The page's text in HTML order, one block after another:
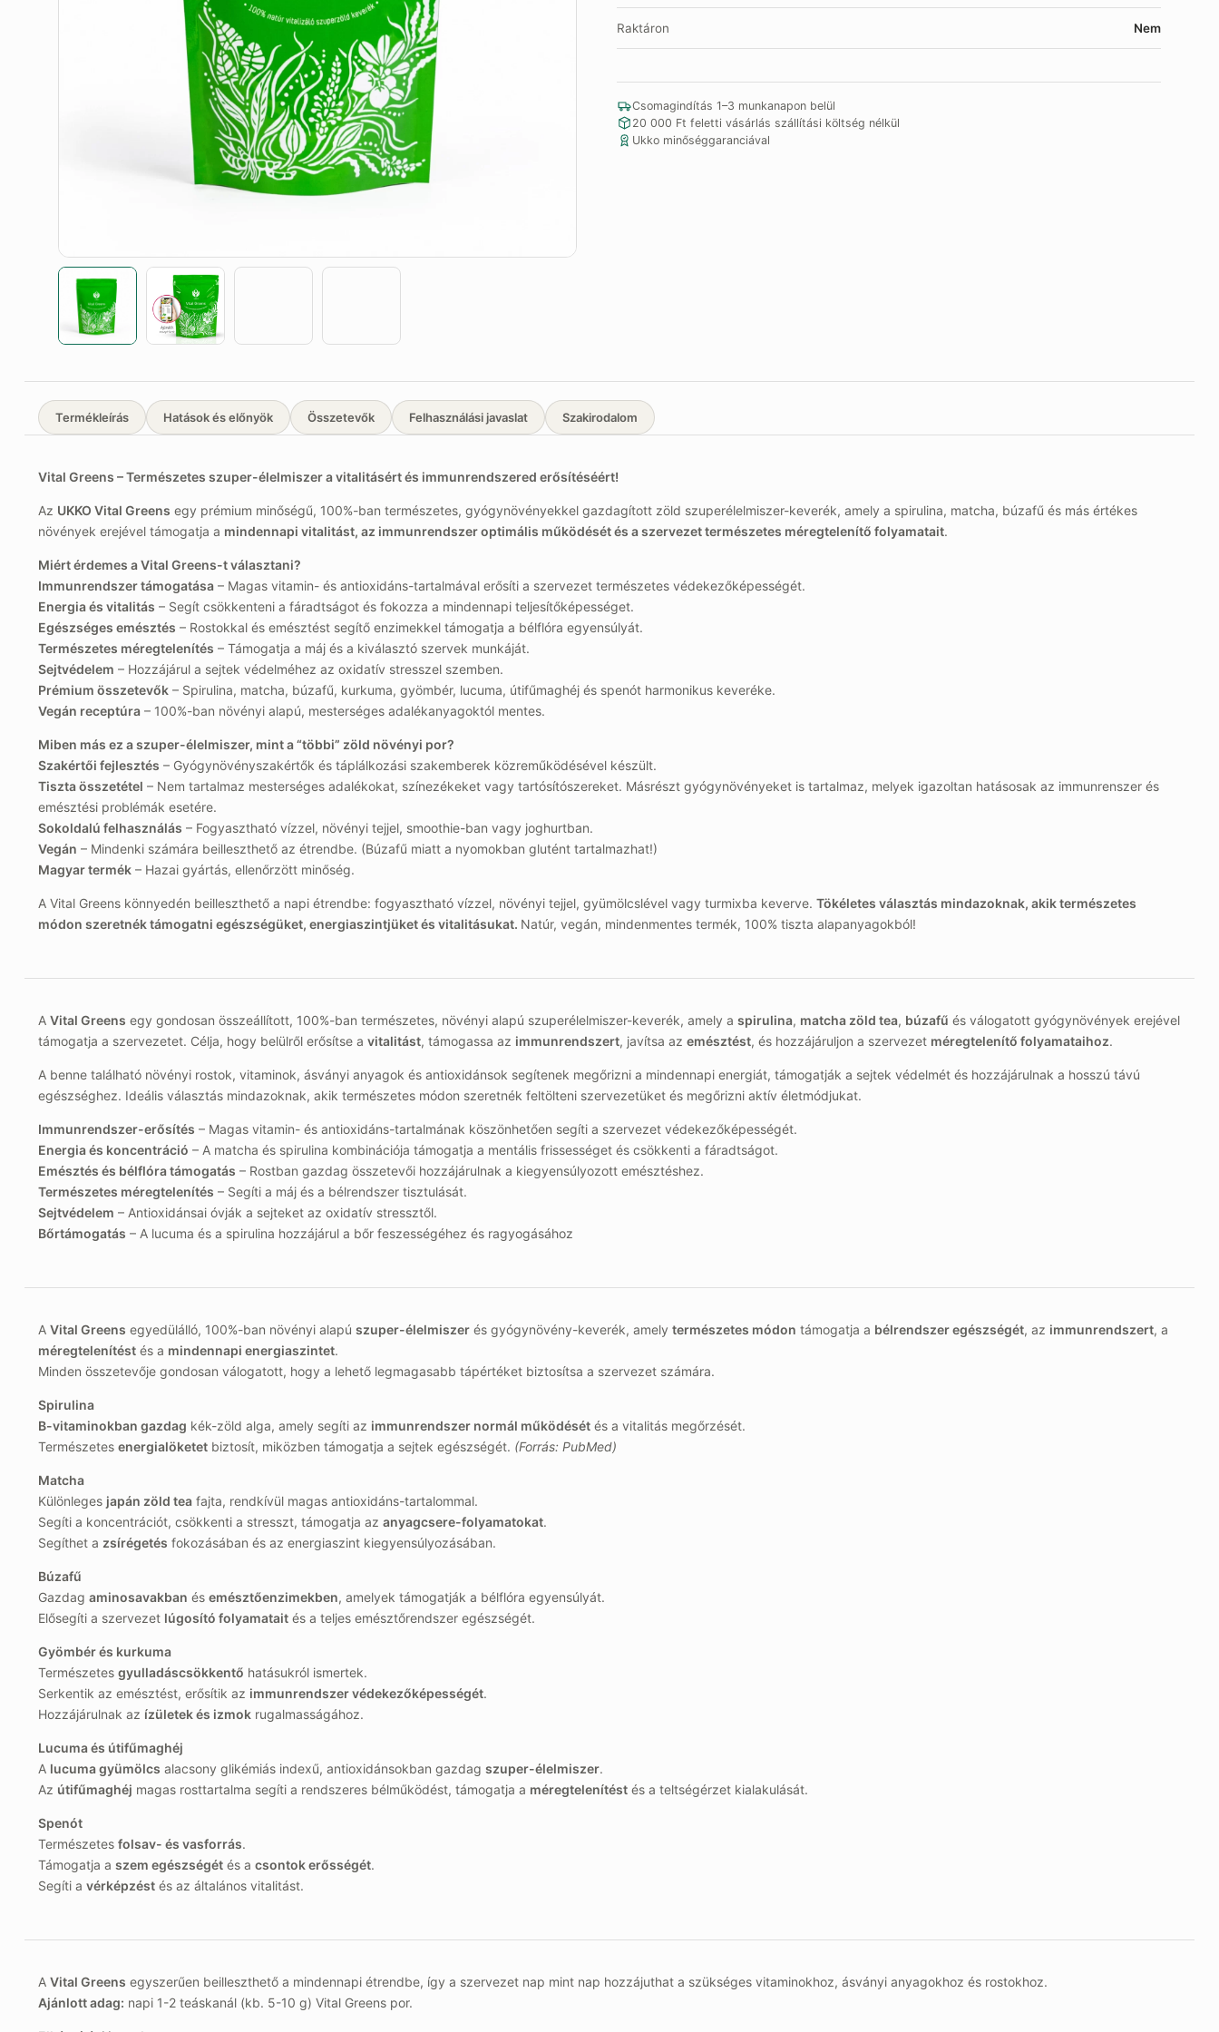
Raktáron Nem
Csomagindítás 1–3 munkanapon belül
20 000 Ft feletti vásárlás szállítási költség nélkül
Ukko minőséggaranciával
Termékleírás Hatások és előnyök Összetevők Felhasználási javaslat Szakirodalom
Vital Greens – Természetes szuper-élelmiszer a vitalitásért és immunrendszered erősítéséért!
Az UKKO Vital Greens egy prémium minőségű, 100%-ban természetes, gyógynövényekkel gazdagított zöld szuperélelmiszer-keverék, amely a spirulina, matcha, búzafű és más értékes
növények erejével támogatja a mindennapi vitalitást, az immunrendszer optimális működését és a szervezet természetes méregtelenítő folyamatait.
Miért érdemes a Vital Greens-t választani?
Immunrendszer támogatása– Magas vitamin- és antioxidáns-tartalmával erősíti a szervezet természetes védekezőképességét.
Energia és vitalitás – Segít csökkenteni a fáradtságot és fokozza a mindennapi teljesítőképességet.
Egészséges emésztés – Rostokkal és emésztést segítő enzimekkel támogatja a bélflóra egyensúlyát.
Természetes méregtelenítés – Támogatja a máj és a kiválasztó szervek munkáját.
Sejtvédelem – Hozzájárul a sejtek védelméhez az oxidatív stresszel szemben.
Prémium összetevők– Spirulina, matcha, búzafű, kurkuma, gyömbér, lucuma, útifűmaghéj és spenót harmonikus keveréke.
Vegán receptúra– 100%-ban növényi alapú, mesterséges adalékanyagoktól mentes.
Miben más ez a szuper-élelmiszer, mint a “többi” zöld növényi por?
Szakértői fejlesztés – Gyógynövényszakértők és táplálkozási szakemberek közreműködésével készült.
Tiszta összetétel – Nem tartalmaz mesterséges adalékokat, színezékeket vagy tartósítószereket. Másrészt gyógynövényeket is tartalmaz, melyek igazoltan hatásosak az immunrenszer és
emésztési problémák esetére.
Sokoldalú felhasználás – Fogyasztható vízzel, növényi tejjel, smoothie-ban vagy joghurtban.
Vegán – Mindenki számára beilleszthető az étrendbe. (Búzafű miatt a nyomokban glutént tartalmazhat!)
Magyar termék– Hazai gyártás, ellenőrzött minőség.
A Vital Greens könnyedén beilleszthető a napi étrendbe: fogyasztható vízzel, növényi tejjel, gyümölcslével vagy turmixba keverve. Tökéletes választás mindazoknak, akik természetes
módon szeretnék támogatni egészségüket, energiaszintjüket és vitalitásukat. Natúr, vegán, mindenmentes termék, 100% tiszta alapanyagokból!
A Vital Greens egy gondosan összeállított, 100%-ban természetes, növényi alapú szuperélelmiszer-keverék, amely a spirulina, matcha zöld tea, búzafű és válogatott gyógynövények erejével
támogatja a szervezetet. Célja, hogy belülről erősítse a vitalitást, támogassa az immunrendszert, javítsa az emésztést, és hozzájáruljon a szervezet méregtelenítő folyamataihoz.
A benne található növényi rostok, vitaminok, ásványi anyagok és antioxidánsok segítenek megőrizni a mindennapi energiát, támogatják a sejtek védelmét és hozzájárulnak a hosszú távú
egészséghez. Ideális választás mindazoknak, akik természetes módon szeretnék feltölteni szervezetüket és megőrizni aktív életmódjukat.
Immunrendszer-erősítés – Magas vitamin- és antioxidáns-tartalmának köszönhetően segíti a szervezet védekezőképességét.
Energia és koncentráció – A matcha és spirulina kombinációja támogatja a mentális frissességet és csökkenti a fáradtságot.
Emésztés és bélflóra támogatás – Rostban gazdag összetevői hozzájárulnak a kiegyensúlyozott emésztéshez.
Természetes méregtelenítés – Segíti a máj és a bélrendszer tisztulását.
Sejtvédelem – Antioxidánsai óvják a sejteket az oxidatív stressztől.
Bőrtámogatás – A lucuma és a spirulina hozzájárul a bőr feszességéhez és ragyogásához
A Vital Greens egyedülálló, 100%-ban növényi alapú szuper-élelmiszerés gyógynövény-keverék, amely természetes módon támogatja a bélrendszer egészségét, az immunrendszert, a
méregtelenítéstés a mindennapi energiaszintet.
Minden összetevője gondosan válogatott, hogy a lehető legmagasabb tápértéket biztosítsa a szervezet számára.
Spirulina
B-vitaminokban gazdag kék-zöld alga, amely segíti az immunrendszer normál működésétés a vitalitás megőrzését.
Természetes energialöketetbiztosít, miközben támogatja a sejtek egészségét. (Forrás: PubMed)
Matcha
Különleges japán zöld teafajta, rendkívül magas antioxidáns-tartalommal.
Segíti a koncentrációt, csökkenti a stresszt, támogatja az anyagcsere-folyamatokat.
Segíthet a zsírégetés fokozásában és az energiaszint kiegyensúlyozásában.
Búzafű
Gazdag aminosavakban és emésztőenzimekben, amelyek támogatják a bélflóra egyensúlyát.
Elősegíti a szervezet lúgosító folyamataités a teljes emésztőrendszer egészségét.
Gyömbér és kurkuma
Természetes gyulladáscsökkentő hatásukról ismertek.
Serkentik az emésztést, erősítik az immunrendszer védekezőképességét.
Hozzájárulnak az ízületek és izmokrugalmasságához.
Lucuma és útifűmaghéj
A lucuma gyümölcs alacsony glikémiás indexű, antioxidánsokban gazdag szuper-élelmiszer.
Az útifűmaghéj magas rosttartalma segíti a rendszeres bélműködést, támogatja a méregtelenítéstés a teltségérzet kialakulását.
Spenót
Természetes folsav- és vasforrás.
Támogatja a szem egészségétés a csontok erősségét.
Segíti a vérképzéstés az általános vitalitást.
A Vital Greens egyszerűen beilleszthető a mindennapi étrendbe, így a szervezet nap mint nap hozzájuthat a szükséges vitaminokhoz, ásványi anyagokhoz és rostokhoz.
Ajánlott adag: napi 1-2 teáskanál (kb. 5-10 g) Vital Greens por.